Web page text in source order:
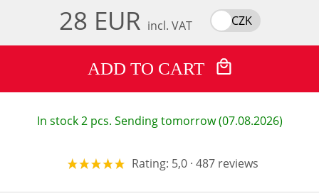
28 EUR incl. VAT CZK
ADD TO CART
In stock 2 pcs. Sending tomorrow (07.08.2026)
Rating: 5,0 · 487 reviews